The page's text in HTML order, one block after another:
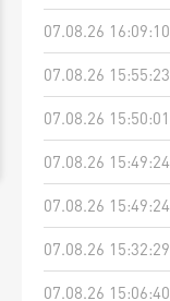
07.08.26 16:09:10
07.08.26 15:55:23
07.08.26 15:50:01
07.08.26 15:49:24
07.08.26 15:49:24
07.08.26 15:32:29
07.08.26 15:06:40